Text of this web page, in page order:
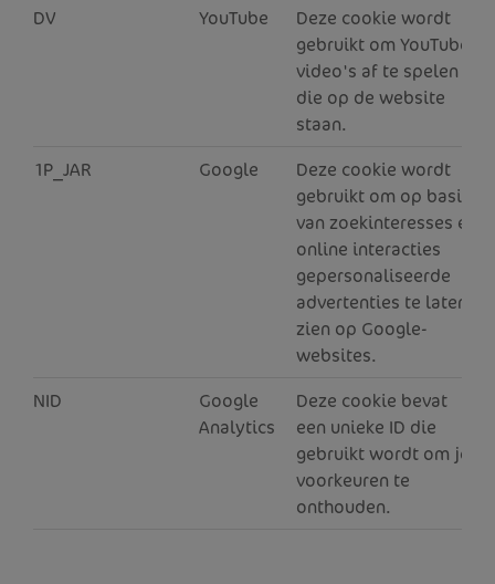
DV YouTube
Deze cookie wordt
gebruikt om YouTube-
video's af te spelen
die op de website
staan.
1P_JAR Google
Deze cookie wordt
gebruikt om op basis
van zoekinteresses en
online interacties
gepersonaliseerde
advertenties te laten
zien op Google-
websites.
NID
Google
Analytics
Deze cookie bevat
een unieke ID die
gebruikt wordt om je
voorkeuren te
onthouden.